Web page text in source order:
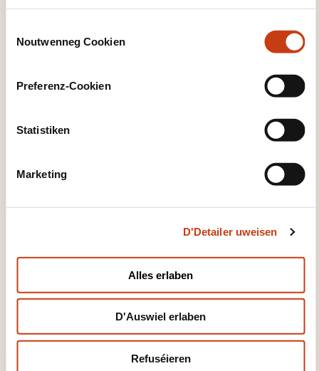
Noutwenneg Cookien
Preferenz-Cookien
Statistiken
Marketing
D'Detailer uweisen
Alles erlaben
D'Auswiel erlaben
Refuséieren
kontaktéieren?
Secrétariat
Ministère de l'Éducation nationale, de
DËS FORMATIOUNE KÉINTEN
IECH INTERESSÉIEREN
FR